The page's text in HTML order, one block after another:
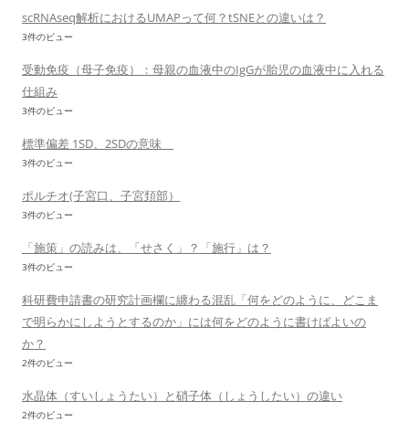
scRNAseq解析におけるUMAPって何？tSNEとの違いは？
3件のビュー
受動免疫（母子免疫）：母親の血液中のIgGが胎児の血液中に入れる
仕組み
3件のビュー
標準偏差 1SD、2SDの意味
3件のビュー
ポルチオ(子宮口、子宮頚部）
3件のビュー
「施策」の読みは、「せさく」？「施行」は？
3件のビュー
科研費申請書の研究計画欄に纏わる混乱「何をどのように、どこま
で明らかにしようとするのか」には何をどのように書けばよいの
か？
2件のビュー
水晶体（すいしょうたい）と硝子体（しょうしたい）の違い
2件のビュー